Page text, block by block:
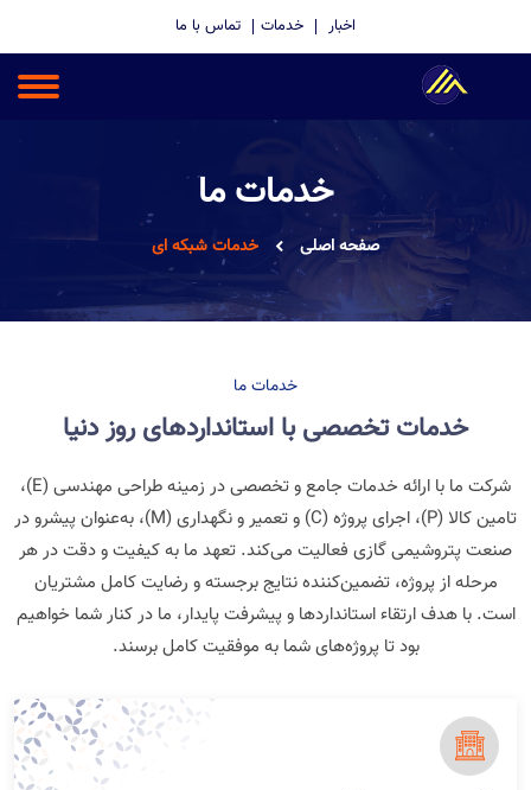
اخبار خدمات تماس با ما
خدمات ما
صفحه اصلی خدمات شبکه ای
خدمات ما
خدمات تخصصی با استانداردهای روز دنیا
شرکت ما با ارائه خدمات جامع و تخصصی در زمینه طراحی مهندسی (E)،
تامین کالا (P)، اجرای پروژه (C) و تعمیر و نگهداری (M)، به‌عنوان پیشرو در
صنعت پتروشیمی گازی فعالیت می‌کند. تعهد ما به کیفیت و دقت در هر
مرحله از پروژه، تضمین‌کننده نتایج برجسته و رضایت کامل مشتریان
است. با هدف ارتقاء استانداردها و پیشرفت پایدار، ما در کنار شما خواهیم
بود تا پروژه‌های شما به موفقیت کامل برسند.